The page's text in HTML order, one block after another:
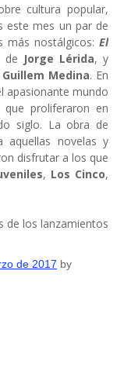
cultura popular,
este mes un par de
más nostálgicos: El
de Jorge Lérida, y
Guillem Medina. En
apasionante mundo
proliferaron en
siglo. La obra de
novelas y
disfrutar a los que
, Los Cinco,
de los lanzamientos
de 2017 by